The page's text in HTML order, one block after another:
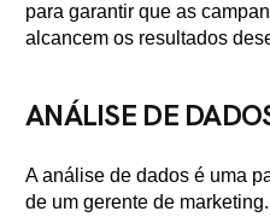
para garantir que as
alcancem os resultados
ANÁLISE DE
A análise de dados é uma
de um gerente de